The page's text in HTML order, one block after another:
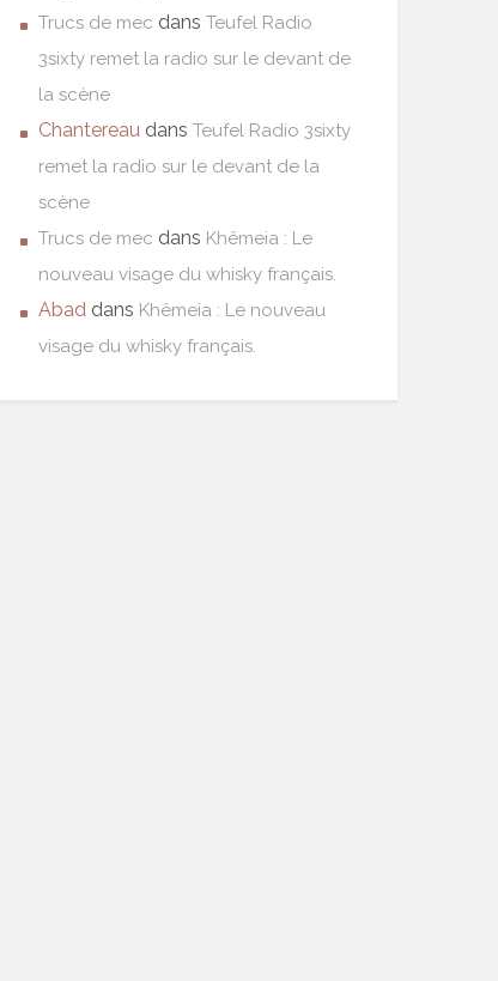
Trucs de mec dans Teufel Radio
3sixty remet la radio sur le devant de
la scène
Chantereau dans Teufel Radio 3sixty
remet la radio sur le devant de la
scène
Trucs de mec dans Khêmeia : Le
nouveau visage du whisky français.
Abad dans Khêmeia : Le nouveau
visage du whisky français.